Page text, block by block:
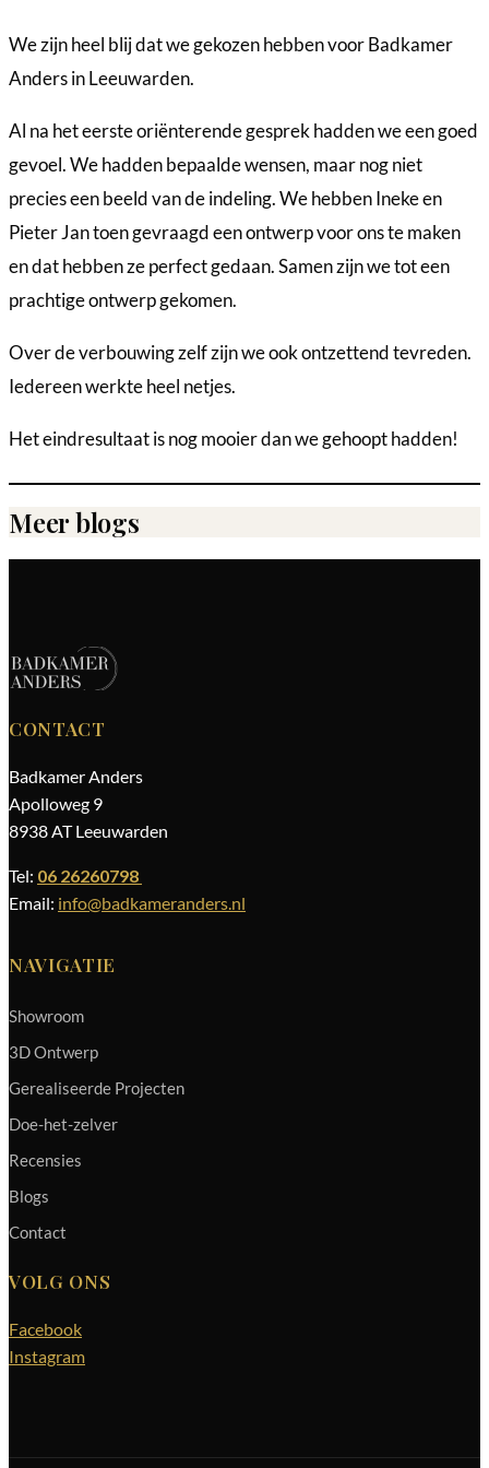
We zijn heel blij dat we gekozen hebben voor Badkamer
Anders in Leeuwarden.
Al na het eerste oriënterende gesprek hadden we een goed
gevoel. We hadden bepaalde wensen, maar nog niet
precies een beeld van de indeling. We hebben Ineke en
Pieter Jan toen gevraagd een ontwerp voor ons te maken
en dat hebben ze perfect gedaan. Samen zijn we tot een
prachtige ontwerp gekomen.
Over de verbouwing zelf zijn we ook ontzettend tevreden.
Iedereen werkte heel netjes.
Het eindresultaat is nog mooier dan we gehoopt hadden!
Meer blogs
CONTACT
Badkamer Anders
Apolloweg 9
8938 AT Leeuwarden
Tel: 06 26260798
Email: info@badkameranders.nl
NAVIGATIE
Showroom
3D Ontwerp
Gerealiseerde Projecten
Doe-het-zelver
Recensies
Blogs
Contact
VOLG ONS
Facebook
Instagram